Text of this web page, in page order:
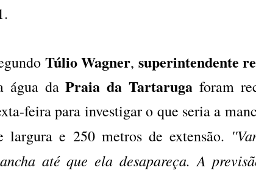
Túlio Wagner, superintendente
água daPraia da Tartaruga foram
feira para investigar o que seria a
largura e 250 metros de extensão.
até que ela desapareça. A